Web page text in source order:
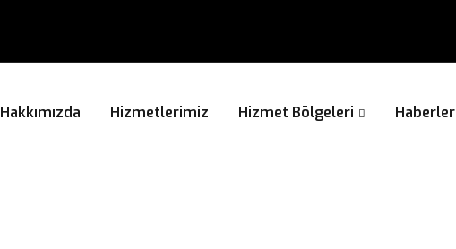
Hakkımızda Hizmetlerimiz Hizmet Bölgeleri Haberler